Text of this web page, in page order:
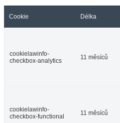
Cookie Délka
cookielawinfo-
checkbox-analytics
11 měsíců
cookielawinfo-
checkbox-functional
11 měsíců